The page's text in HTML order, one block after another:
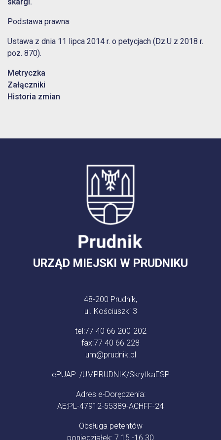
Podstawa prawna:
Ustawa z dnia 11 lipca 2014 r. o petycjach (Dz.U z 2018 r.
poz. 870).
Metryczka
Załączniki
Historia zmian
URZĄD MIEJSKI W PRUDNIKU
48-200 Prudnik,
ul. Kościuszki 3
tel:77 40 66 200-202
fax:77 40 66 228
um@prudnik.pl
ePUAP: /UMPRUDNIK/SkrytkaESP
Adres e-Doręczenia:
AE:PL-47912-55389-ACHFF-24
Obsługa petentów
poniedziałek: 7.15 -16.30